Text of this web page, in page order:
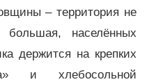
– территория не
населённых
держится на крепких
и хлебосольной